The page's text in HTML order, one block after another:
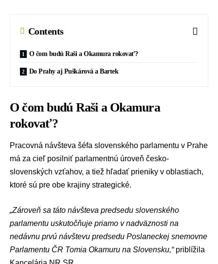
Contents
O čom budú Raši a Okamura rokovať?
Do Prahy aj Puškárová a Bartek
O čom budú Raši a Okamura
rokovať?
Pracovná návšteva šéfa slovenského parlamentu v Prahe
má za cieľ posilniť parlamentnú úroveň česko-
slovenských vzťahov, a tiež hľadať prieniky v oblastiach,
ktoré sú pre obe krajiny strategické.
„Zároveň sa táto návšteva predsedu slovenského
parlamentu uskutočňuje priamo v nadväznosti na
nedávnu prvú návštevu predsedu Poslaneckej snemovne
Parlamentu ČR Tomia Okamuru na Slovensku,“priblížila